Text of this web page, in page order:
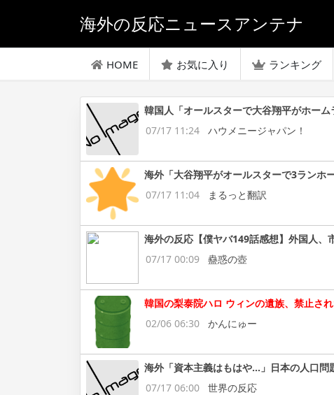
海外の反応ニュースアンテナ
HOME お気に入り ランキング
韓国人「オールスターで大谷翔平がホーム
07/17 11:24
ハウメニージャパン！
海外「大谷翔平がオールスターで3ランホ
07/17 11:04
まるっと翻訳
海外の反応【僕ヤバ149話感想】外国人、
07/17 00:09
蠱惑の壺
韓国の梨泰院ハロ ウィンの遺族、禁止さ
02/06 06:30
かんにゅー
海外「資本主義はもはや…」日本の人口
07/17 06:00
世界の反応